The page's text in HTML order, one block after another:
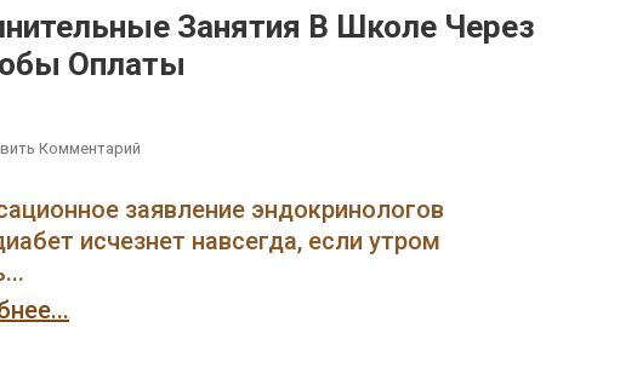
Занятия В Школе Через
Оплаты
Комментарий
Заплатить
заявление эндокринологов
исчезнет навсегда, если утром